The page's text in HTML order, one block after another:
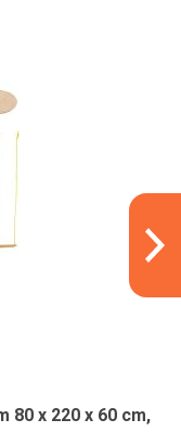
80 x 220 x 60 cm,